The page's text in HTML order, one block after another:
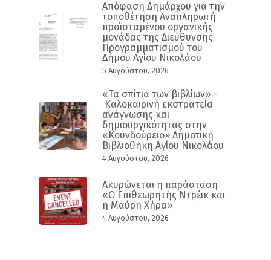
Απόφαση Δημάρχου για την
τοποθέτηση Αναπληρωτή
προϊσταμένου οργανικής
μονάδας της Διεύθυνσης
Προγραμματισμού του
Δήμου Αγίου Νικολάου
5 Αυγούστου, 2026
«Τα σπίτια των βιβλίων» –
Καλοκαιρινή εκστρατεία
ανάγνωσης και
δημιουργικότητας στην
«Κουνδούρειο» Δημοτική
Βιβλιοθήκη Αγίου Νικολάου
4 Αυγούστου, 2026
Ακυρώνεται η παράσταση
«Ο Επιθεωρητής Ντρέικ και
η Μαύρη Χήρα»
4 Αυγούστου, 2026